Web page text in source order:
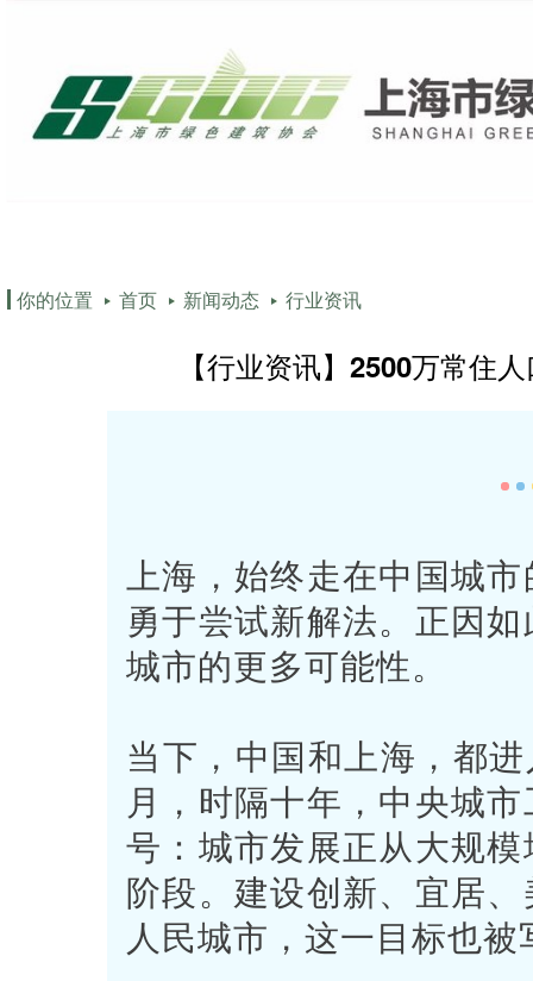
你的位置 首页 新闻动态 行业资讯
【行业资讯】2500万常住
上海，始终走在中国城
勇于尝试新解法。正因
城市的更多可能性。
当下，中国和上海，都
月，时隔十年，中央城
号：城市发展正从大规
阶段。建设创新、宜居
人民城市，这一目标也